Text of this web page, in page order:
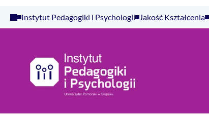
Instytut Pedagogiki i Psychologii Jakość Kształcenia